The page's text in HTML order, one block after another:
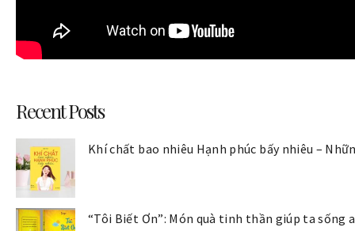
Recent Posts
Khí chất bao nhiêu Hạnh phúc bấy nhiêu –
“Tôi Biết Ơn”: Món quà tinh thần giúp ta sống